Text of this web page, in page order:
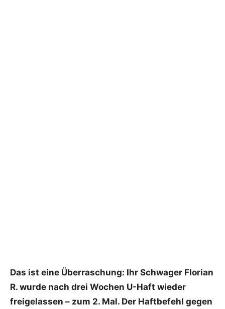
Das ist eine Überraschung: Ihr Schwager Florian
R. wurde nach drei Wochen U-Haft wieder
freigelassen – zum 2. Mal. Der Haftbefehl gegen